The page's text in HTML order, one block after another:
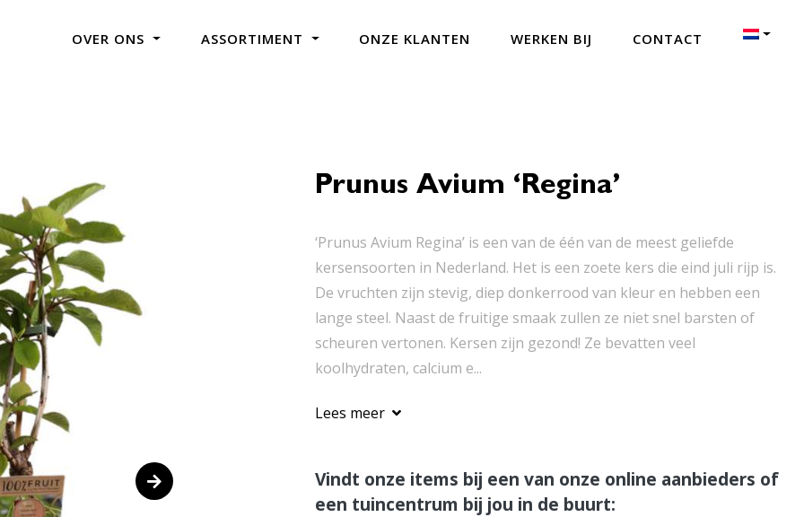
OVER ONS ASSORTIMENT ONZE KLANTEN WERKEN BIJ CONTACT
Prunus Avium ‘Regina’
‘Prunus Avium Regina’ is een van de één van de meest geliefde
kersensoorten in Nederland. Het is een zoete kers die eind juli rijp is.
De vruchten zijn stevig, diep donkerrood van kleur en hebben een
lange steel. Naast de fruitige smaak zullen ze niet snel barsten of
scheuren vertonen. Kersen zijn gezond! Ze bevatten veel
koolhydraten, calcium e...
Lees meer
Vindt onze items bij een van onze online aanbieders of
een tuincentrum bij jou in de buurt: